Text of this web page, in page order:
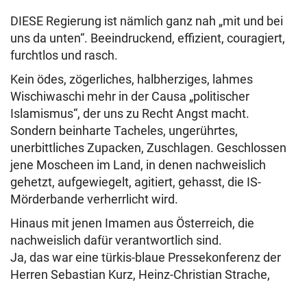
DIESE Regierung ist nämlich ganz nah „mit und bei
uns da unten“. Beeindruckend, effizient, couragiert,
furchtlos und rasch.
Kein ödes, zögerliches, halbherziges, lahmes
Wischiwaschi mehr in der Causa „politischer
Islamismus“, der uns zu Recht Angst macht.
Sondern beinharte Tacheles, ungerührtes,
unerbittliches Zupacken, Zuschlagen. Geschlossen
jene Moscheen im Land, in denen nachweislich
gehetzt, aufgewiegelt, agitiert, gehasst, die IS-
Mörderbande verherrlicht wird.
Hinaus mit jenen Imamen aus Österreich, die
nachweislich dafür verantwortlich sind.
Ja, das war eine türkis-blaue Pressekonferenz der
Herren Sebastian Kurz, Heinz-Christian Strache,